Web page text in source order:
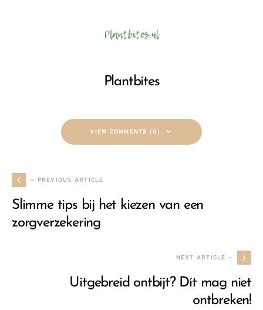
Plantbites
VIEW COMMENTS (0)
— PREVIOUS ARTICLE
Slimme tips bij het kiezen van een
zorgverzekering
NEXT ARTICLE —
Uitgebreid ontbijt? Dít mag niet
ontbreken!